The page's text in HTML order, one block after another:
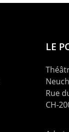
LE
Rue
CH-